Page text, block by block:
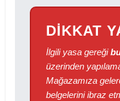
DİKKAT
İlgili yasa gereği
üzerinden
Mağazamıza
belgelerini ibraz